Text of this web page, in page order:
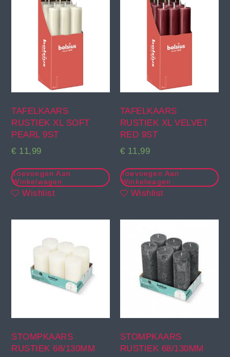
TAFELKAARS
RUSTIEK XL SOFT
PEARL 9ST
€ 11,99
Toevoegen Aan
Winkelwagen
Wishlist
TAFELKAARS
RUSTIEK XL VELVET
RED 9ST
€ 11,99
Toevoegen Aan
Winkelwagen
Wishlist
STOMPKAARS
RUSTIEK 68/130MM
STOMPKAARS
RUSTIEK 68/130MM